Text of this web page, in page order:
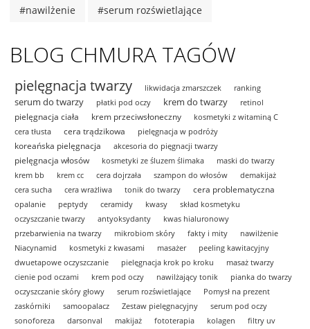
#nawilżenie
#serum rozświetlające
BLOG CHMURA TAGÓW
pielęgnacja twarzy likwidacja zmarszczek ranking
serum do twarzy płatki pod oczy krem do twarzy retinol
pielęgnacja ciała krem przeciwsłoneczny
kosmetyki z witaminą C
cera tłusta
cera trądzikowa pielęgnacja w podróży
koreańska pielęgnacja akcesoria do pięgnacji twarzy
pielęgnacja włosów kosmetyki ze śluzem ślimaka
maski do twarzy
krem bb
krem cc cera dojrzała szampon do włosów
demakijaż
cera sucha
cera wrażliwa tonik do twarzy cera problematyczna
opalanie peptydy ceramidy kwasy
skład kosmetyku
oczyszczanie twarzy
antyoksydanty
kwas hialuronowy
przebarwienia na twarzy
mikrobiom skóry fakty i mity
nawilżenie
Niacynamid
kosmetyki z kwasami masażer
peeling kawitacyjny
dwuetapowe oczyszczanie
pielęgnacja krok po kroku
masaż twarzy
cienie pod oczami
krem pod oczy nawilżający tonik
pianka do twarzy
oczyszczanie skóry głowy
serum rozświetlające
Pomysł na prezent
zaskórniki
samoopalacz Zestaw pielęgnacyjny
serum pod oczy
sonoforeza
darsonval makijaż fototerapia kolagen
filtry uv